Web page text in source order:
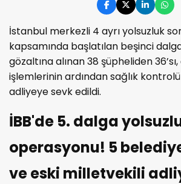
İstanbul merkezli 4 ayrı yolsuzluk
kapsamında başlatılan beşinci
gözaltına alınan 38 şüpheliden
işlemlerinin ardından sağlık
adliyeye sevk edildi.
İBB'de 5. dalga
operasyonu! 5
ve eski milletvekili